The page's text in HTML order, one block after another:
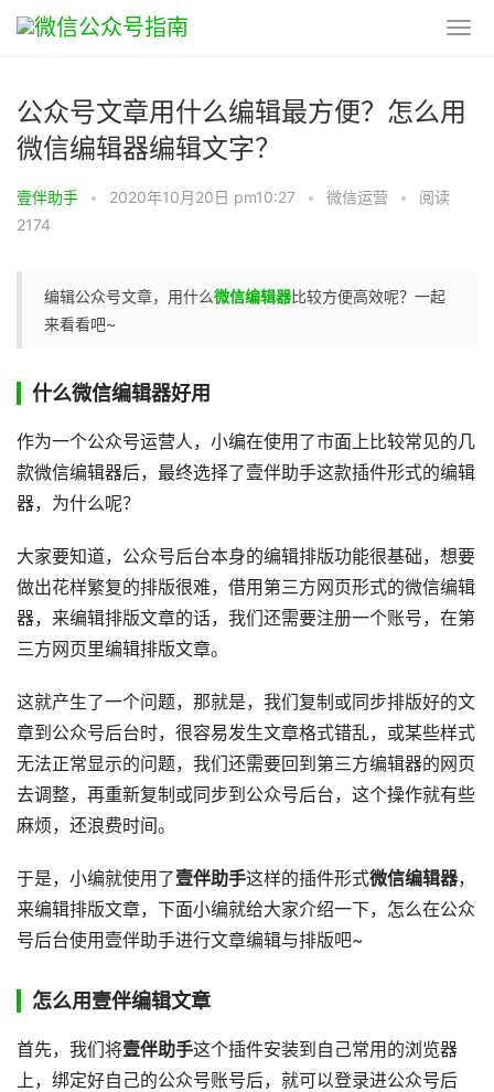
公众号文章用什么编辑最方便？怎么用
微信编辑器编辑文字？
壹伴助手 • 2020年10月20日 pm10:27 • 微信运营 •
阅读
2174
编辑公众号文章，用什么微信编辑器比较方便高效呢？一起
来看看吧~
什么微信编辑器好用
作为一个公众号运营人，小编在使用了市面上比较常见的几
款微信编辑器后，最终选择了壹伴助手这款插件形式的编辑
器，为什么呢？
大家要知道，公众号后台本身的编辑排版功能很基础，想要
做出花样繁复的排版很难，借用第三方网页形式的微信编辑
器，来编辑排版文章的话，我们还需要注册一个账号，在第
三方网页里编辑排版文章。
这就产生了一个问题，那就是，我们复制或同步排版好的文
章到公众号后台时，很容易发生文章格式错乱，或某些样式
无法正常显示的问题，我们还需要回到第三方编辑器的网页
去调整，再重新复制或同步到公众号后台，这个操作就有些
麻烦，还浪费时间。
于是，小编就使用了壹伴助手这样的插件形式微信编辑器，
来编辑排版文章，下面小编就给大家介绍一下，怎么在公众
号后台使用壹伴助手进行文章编辑与排版吧~
怎么用壹伴编辑文章
首先，我们将壹伴助手这个插件安装到自己常用的浏览器
上，绑定好自己的公众号账号后，就可以登录进公众号后